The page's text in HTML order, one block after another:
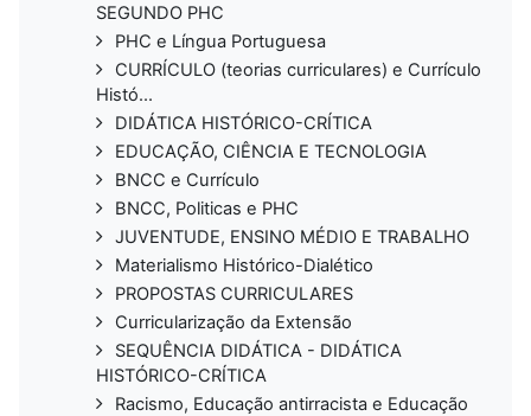
SEGUNDO PHC
PHC e Língua Portuguesa
CURRÍCULO (teorias curriculares) e Currículo
Histó...
DIDÁTICA HISTÓRICO-CRÍTICA
EDUCAÇÃO, CIÊNCIA E TECNOLOGIA
BNCC e Currículo
BNCC, Politicas e PHC
JUVENTUDE, ENSINO MÉDIO E TRABALHO
Materialismo Histórico-Dialético
PROPOSTAS CURRICULARES
Curricularização da Extensão
SEQUÊNCIA DIDÁTICA - DIDÁTICA
HISTÓRICO-CRÍTICA
Racismo, Educação antirracista e Educação